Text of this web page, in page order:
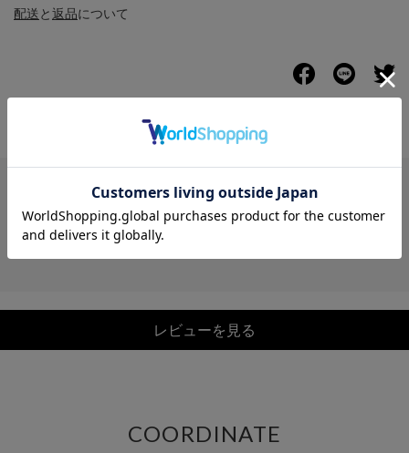
配送と返品について
レビュー
レビューを見る
COORDINATE